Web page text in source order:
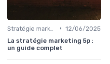
• 12/06/2025
La stratégie marketing 5p :
un guide complet